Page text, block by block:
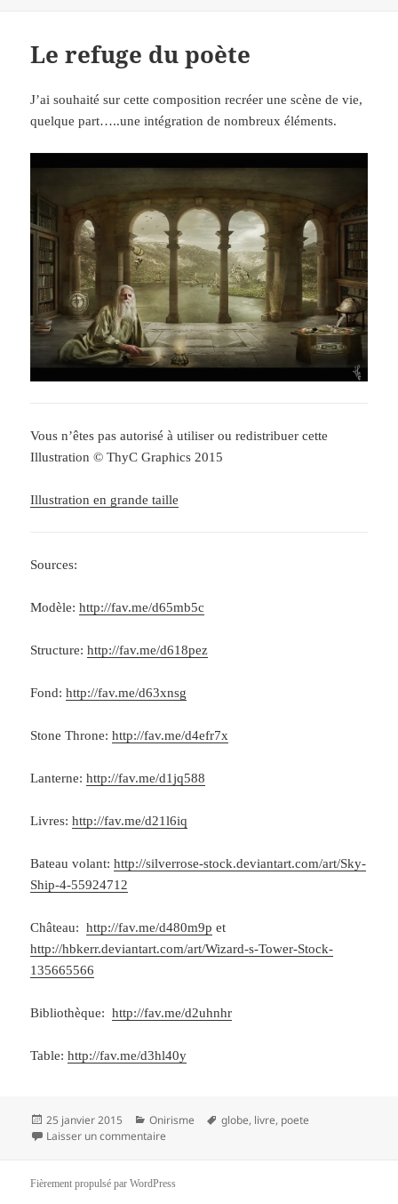
Le refuge du poète
J’ai souhaité sur cette composition recréer une scène de vie,
quelque part…..une intégration de nombreux éléments.
Vous n’êtes pas autorisé à utiliser ou redistribuer cette
Illustration © ThyC Graphics 2015
Illustration en grande taille
Sources:
Modèle:http://fav.me/d65mb5c
Structure:http://fav.me/d618pez
Fond:http://fav.me/d63xnsg
Stone Throne:http://fav.me/d4efr7x
Lanterne:http://fav.me/d1jq588
Livres:http://fav.me/d21l6iq
Bateau volant:http://silverrose-stock.deviantart.com/art/Sky-
Ship-4-55924712
Château:http://fav.me/d480m9p et
http://hbkerr.deviantart.com/art/Wizard-s-Tower-Stock-
135665566
Bibliothèque:http://fav.me/d2uhnhr
Table:http://fav.me/d3hl40y
Publié
le
25 janvier 2015 Catégories
Onirisme
Mots-
globe, livre, poete
Laisser un commentaire
Fièrement propulsé par WordPress